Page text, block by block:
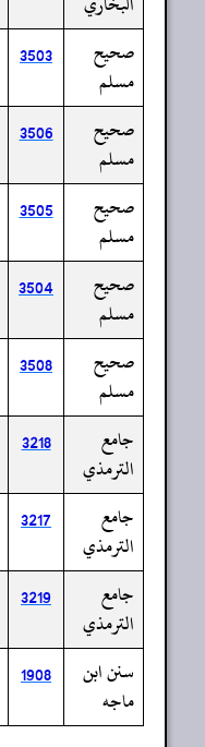
صحيح
مسلم
3503
صحيح
مسلم
3506
صحيح
مسلم
3505
صحيح
مسلم
3504
صحيح
مسلم
3508
جامع
الترمذي
3218
جامع
الترمذي
3217
جامع
الترمذي
3219
سنن ابن
ماجه
1908